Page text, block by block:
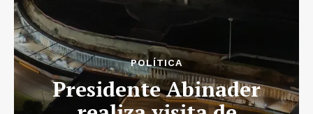
POLÍTICA
Presidente Abinader